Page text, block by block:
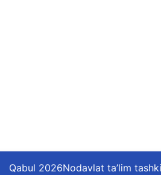
Qabul 2026Nodavlat ta’lim